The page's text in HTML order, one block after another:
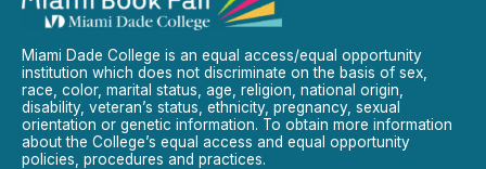
Miami Dade College is an equal access/equal opportunity
institution which does not discriminate on the basis of sex,
race, color, marital status, age, religion, national origin,
disability, veteran’s status, ethnicity, pregnancy, sexual
orientation or genetic information. To obtain more information
about the College’s equal access and equal opportunity
policies, procedures and practices.